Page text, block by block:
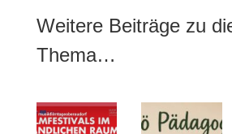
Weitere Beiträge zu
Thema…